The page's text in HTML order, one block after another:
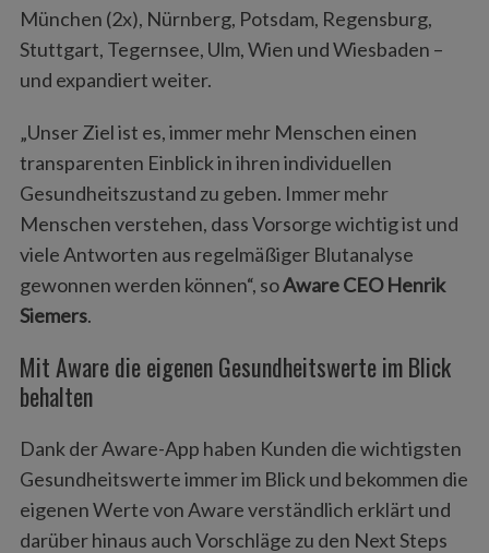
München (2x), Nürnberg, Potsdam, Regensburg,
Stuttgart, Tegernsee, Ulm, Wien und Wiesbaden –
und expandiert weiter.
„Unser Ziel ist es, immer mehr Menschen einen
transparenten Einblick in ihren individuellen
Gesundheitszustand zu geben. Immer mehr
Menschen verstehen, dass Vorsorge wichtig ist und
viele Antworten aus regelmäßiger Blutanalyse
gewonnen werden können“, soAware CEO Henrik
Siemers.
Mit Aware die eigenen Gesundheitswerte im Blick
behalten
Dank der Aware-App haben Kunden die wichtigsten
Gesundheitswerte immer im Blick und bekommen die
eigenen Werte von Aware verständlich erklärt und
darüber hinaus auch Vorschläge zu den Next Steps